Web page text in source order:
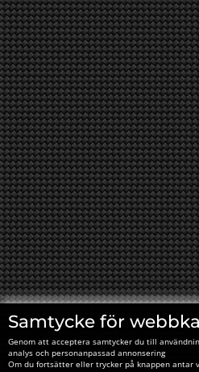
Samtycke för
Genom att acceptera samtycker du till
analys och personanpassad annonsering
Om du fortsätter eller trycker på knappen antar